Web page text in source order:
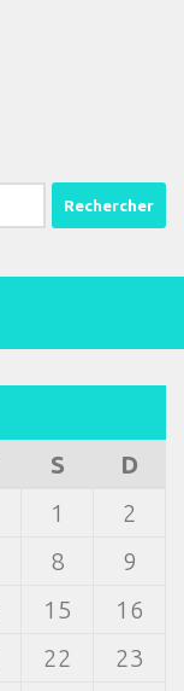
S
D
1
2
8
9
15
16
22
23